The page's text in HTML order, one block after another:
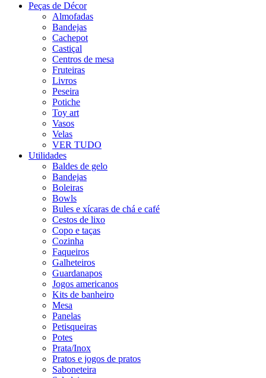
Peças de Décor
Almofadas
Bandejas
Cachepot
Castiçal
Centros de mesa
Fruteiras
Livros
Peseira
Potiche
Toy art
Vasos
Velas
VER TUDO
Utilidades
Baldes de gelo
Bandejas
Boleiras
Bowls
Bules e xícaras de chá e café
Cestos de lixo
Copo e taças
Cozinha
Faqueiros
Galheteiros
Guardanapos
Jogos americanos
Kits de banheiro
Mesa
Panelas
Petisqueiras
Potes
Prata/Inox
Pratos e jogos de pratos
Saboneteira